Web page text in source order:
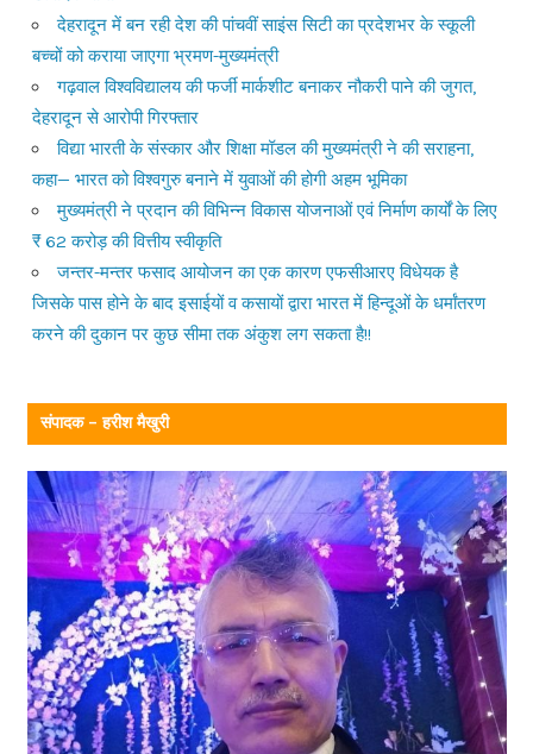
देहरादून में बन रही देश की पांचवीं साइंस सिटी का प्रदेशभर के स्कूली
बच्चों को कराया जाएगा भ्रमण-मुख्यमंत्री
गढ़वाल विश्वविद्यालय की फर्जी मार्कशीट बनाकर नौकरी पाने की जुगत,
देहरादून से आरोपी गिरफ्तार
विद्या भारती के संस्कार और शिक्षा मॉडल की मुख्यमंत्री ने की सराहना,
कहा— भारत को विश्वगुरु बनाने में युवाओं की होगी अहम भूमिका
मुख्यमंत्री ने प्रदान की विभिन्न विकास योजनाओं एवं निर्माण कार्यों के लिए
₹ 62 करोड़ की वित्तीय स्वीकृति
जन्तर-मन्तर फसाद आयोजन का एक कारण एफसीआरए विधेयक है
जिसके पास होने के बाद इसाईयों व कसायों द्वारा भारत में हिन्दूओं के धर्मांतरण
करने की दुकान पर कुछ सीमा तक अंकुश लग सकता है!!
संपादक – हरीश मैखुरी